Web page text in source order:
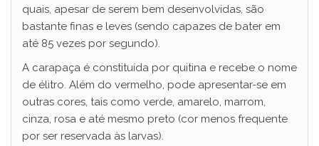
quais, apesar de serem bem desenvolvidas, são
bastante finas e leves (sendo capazes de bater em
até 85 vezes por segundo).
A carapaça é constituída por quitina e recebe o nome
de élitro. Além do vermelho, pode apresentar-se em
outras cores, tais como verde, amarelo, marrom,
cinza, rosa e até mesmo preto (cor menos frequente
por ser reservada às larvas).